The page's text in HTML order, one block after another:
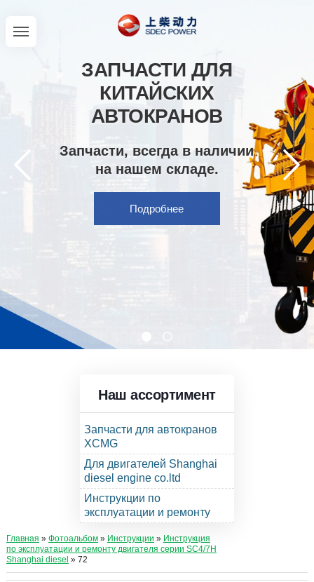
ЗАПЧАСТИ ДЛЯ
КИТАЙСКИХ
АВТОКРАНОВ
Запчасти, всегда в наличии
на нашем складе.
Подробнее
Наш ассортимент
Запчасти для автокранов
XCMG
Для двигателей Shanghai
diesel engine co.ltd
Инструкции по
эксплуатации и ремонту
Главная » Фотоальбом» Инструкции » Инструкция
по эксплуатации и ремонту двигателя серии SC4/7H
Shanghai diesel » 72